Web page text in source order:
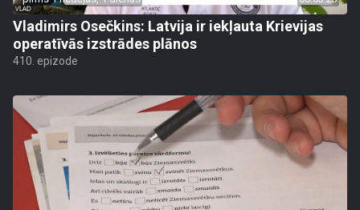
Vladimirs Osečkins: Latvija ir iekļauta Krievijas
operatīvās izstrādes plānos
410. epizode